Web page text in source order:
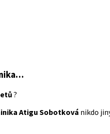
?
Atigu Sobotková nikdo